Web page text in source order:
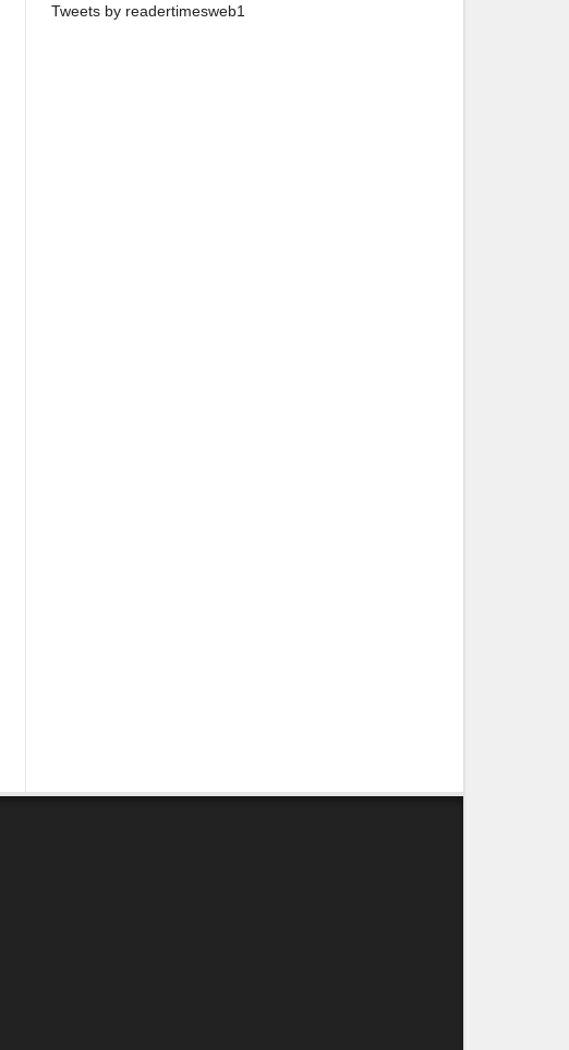
Tweets by readertimesweb1